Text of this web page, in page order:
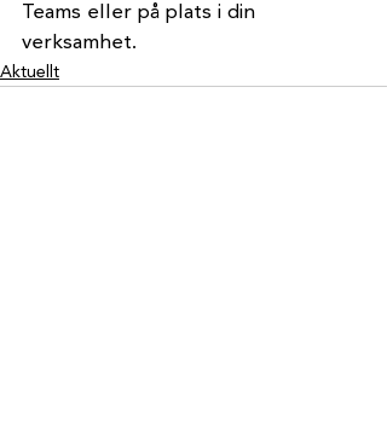
Teams eller på plats i din
verksamhet.
Aktuellt